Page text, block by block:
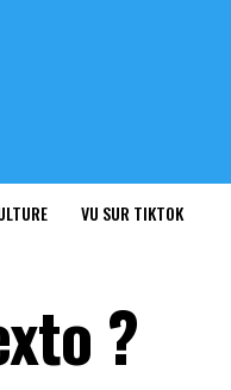
VU SUR TIKTOK
?